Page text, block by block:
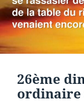
26ème
ordinaire